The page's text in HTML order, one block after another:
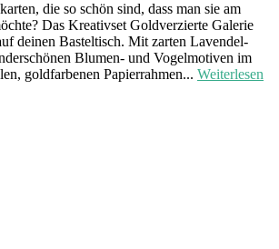
die so schön sind, dass man sie am
Das Kreativset Goldverzierte Galerie
deinen Basteltisch. Mit zarten Lavendel-
Blumen- und Vogelmotiven im
goldfarbenen Papierrahmen... Weiterlesen